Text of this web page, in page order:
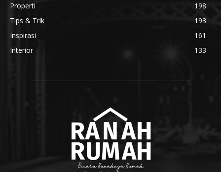
Properti
198
Tips & Trik
193
Inspirasi
161
Interior
133